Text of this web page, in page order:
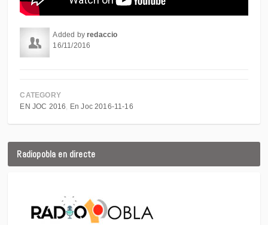
Added byredaccio
16/11/2016
CATEGORY
EN JOC 2016
En Joc 2016-11-16
Radiopobla en directe